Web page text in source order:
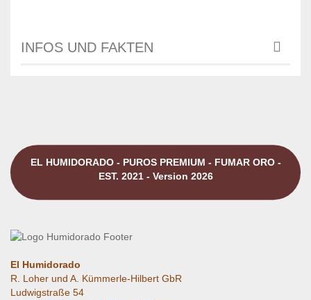
INFOS UND FAKTEN
EL HUMIDORADO - PUROS PREMIUM - FUMAR ORO -
EST. 2021 - Version 2026
El Humidorado
R. Loher und A. Kümmerle-Hilbert GbR
Ludwigstraße 54